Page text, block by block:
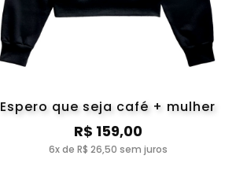
Espero que seja café + mulher
R$ 159,00
6x de R$ 26,50 sem juros